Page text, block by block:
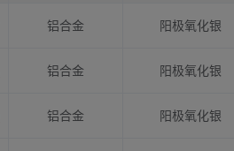
铝合金 阳极氧化银
铝合金 阳极氧化银
铝合金 阳极氧化银